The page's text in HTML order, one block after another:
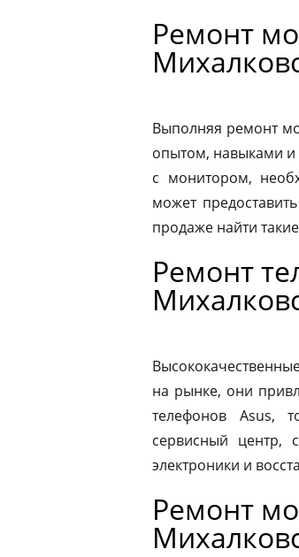
Ремонт
Выполняя ремонт
опытом, навыками
с монитором,
может
продаже найти
Ремонт
на рынке, они
телефонов Asus,
сервисный центр,
электроники и
Ремонт